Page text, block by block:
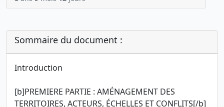
Sommaire du document :
Introduction
[b]PREMIERE PARTIE : AMÉNAGEMENT DES
TERRITOIRES, ACTEURS, ÉCHELLES ET CONFLITS[/b]